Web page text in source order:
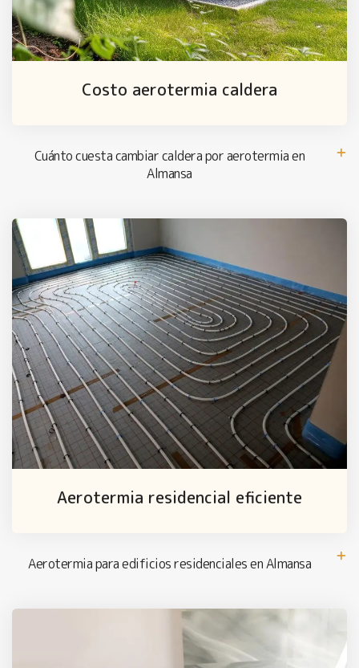
Costo aerotermia caldera
Cuánto cuesta cambiar caldera por aerotermia en
Almansa
Aerotermia residencial eficiente
Aerotermia para edificios residenciales en Almansa